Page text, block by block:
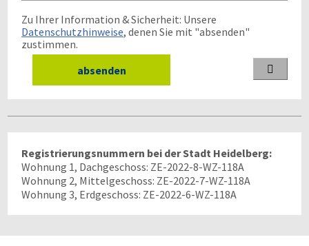
Zu Ihrer Information & Sicherheit: Unsere
Datenschutzhinweise, denen Sie mit "absenden"
zustimmen.

Registrierungsnummern bei der Stadt Heidelberg:
Wohnung 1, Dachgeschoss: ZE-2022-8-WZ-118A
Wohnung 2, Mittelgeschoss: ZE-2022-7-WZ-118A
Wohnung 3, Erdgeschoss: ZE-2022-6-WZ-118A